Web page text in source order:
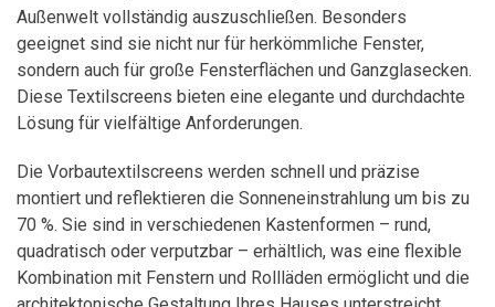
Außenwelt vollständig auszuschließen. Besonders
geeignet sind sie nicht nur für herkömmliche Fenster,
sondern auch für große Fensterflächen und Ganzglasecken.
Diese Textilscreens bieten eine elegante und durchdachte
Lösung für vielfältige Anforderungen.
Die Vorbautextilscreens werden schnell und präzise
montiert und reflektieren die Sonneneinstrahlung um bis zu
70 %. Sie sind in verschiedenen Kastenformen – rund,
quadratisch oder verputzbar – erhältlich, was eine flexible
Kombination mit Fenstern und Rollläden ermöglicht und die